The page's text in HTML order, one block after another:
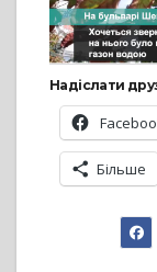
Надіслати
Більше